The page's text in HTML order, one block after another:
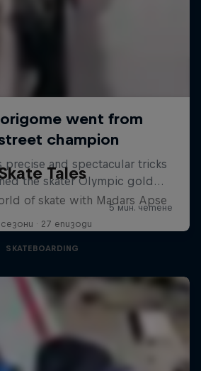
Tales
of skate with Madars Apse
· 27 епизоди
SKATEBOARDING